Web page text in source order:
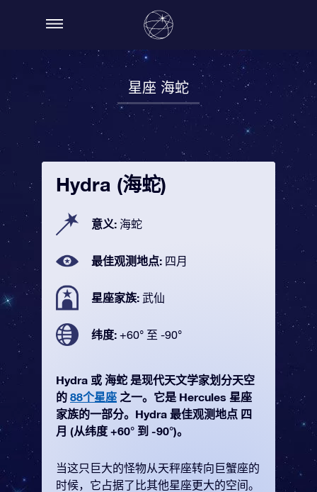
星座 海蛇
Hydra (海蛇)
意义: 海蛇
最佳观测地点: 四月
星座家族: 武仙
纬度: +60° 至 -90°
Hydra 或 海蛇 是现代天文学家划分天空
的 88个星座 之一。它是 Hercules 星座
家族的一部分。Hydra 最佳观测地点 四
月 (从纬度 +60° 到 -90°)。
当这只巨大的怪物从天秤座转向巨蟹座的
时候，它占据了比其他星座更大的空间。